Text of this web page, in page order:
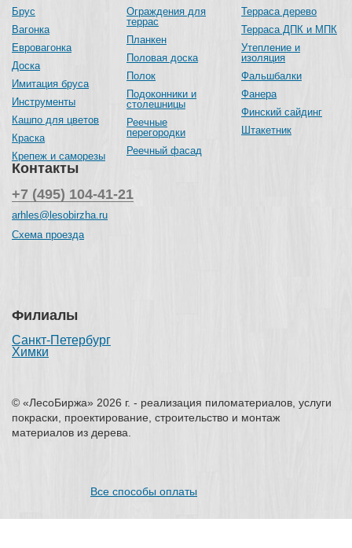
Брус
Вагонка
Евровагонка
Доска
Имитация бруса
Инструменты
Кашпо для цветов
Краска
Крепеж и саморезы
Ограждения для
террас
Планкен
Половая доска
Полок
Подоконники и
столешницы
Реечные
перегородки
Реечный фасад
Терраса дерево
Терраса ДПК и МПК
Утепление и
изоляция
Фальшбалки
Фанера
Финский сайдинг
Штакетник
Контакты
+7 (495) 104-41-21
arhles@lesobirzha.ru
Схема проезда
Филиалы
Санкт-Петербург
Химки
© «ЛесоБиржа» 2026 г. - реализация пиломатериалов, услуги
покраски, проектирование, строительство и монтаж
материалов из дерева.
Все способы оплаты